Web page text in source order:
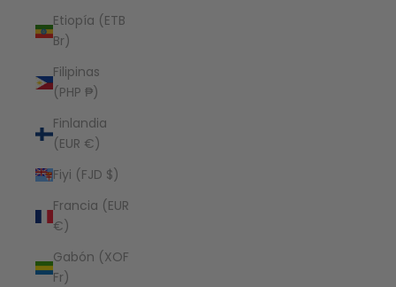
Etiopía (ETB
Br)
Filipinas
(PHP ₱)
Finlandia
(EUR €)
Fiyi (FJD $)
Francia (EUR
€)
Gabón (XOF
Fr)